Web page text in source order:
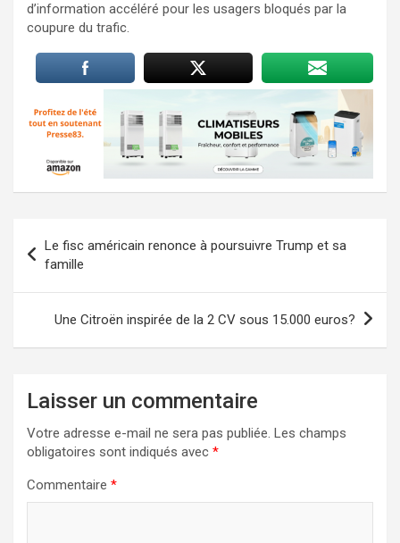
d’information accéléré pour les usagers bloqués par la
coupure du trafic.
de
l’article
Le fisc américain renonce à poursuivre Trump et sa
famille
Une Citroën inspirée de la 2 CV sous 15.000 euros?
Laisser un commentaire
Votre adresse e-mail ne sera pas publiée. Les champs
obligatoires sont indiqués avec *
Commentaire *